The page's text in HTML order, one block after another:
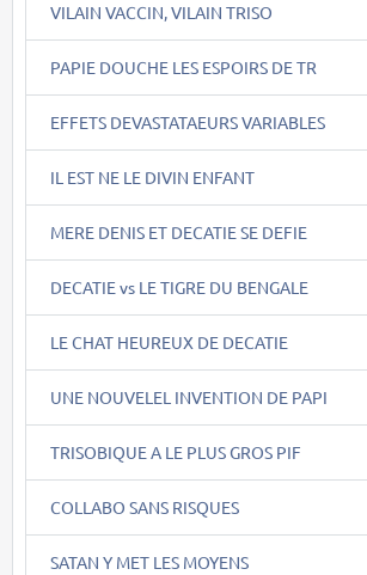
VILAIN VACCIN, VILAIN TRISO
PAPIE DOUCHE LES ESPOIRS DE TR
EFFETS DEVASTATAEURS VARIABLES
IL EST NE LE DIVIN ENFANT
MERE DENIS ET DECATIE SE DEFIE
DECATIE vs LE TIGRE DU BENGALE
LE CHAT HEUREUX DE DECATIE
UNE NOUVELEL INVENTION DE PAPI
TRISOBIQUE A LE PLUS GROS PIF
COLLABO SANS RISQUES
SATAN Y MET LES MOYENS